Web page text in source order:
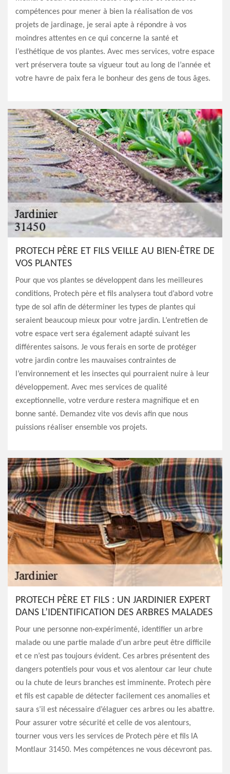
compétences pour mener à bien la réalisation de vos
projets de jardinage, je serai apte à répondre à vos
moindres attentes en ce qui concerne la santé et
l’esthétique de vos plantes. Avec mes services, votre espace
vert préservera toute sa vigueur tout au long de l’année et
votre havre de paix fera le bonheur des gens de tous âges.
PROTECH PÈRE ET FILS VEILLE AU BIEN-ÊTRE DE
VOS PLANTES
Pour que vos plantes se développent dans les meilleures
conditions, Protech père et fils analysera tout d’abord votre
type de sol afin de déterminer les types de plantes qui
seraient beaucoup mieux pour votre jardin. L’entretien de
votre espace vert sera également adapté suivant les
différentes saisons. Je vous ferais en sorte de protéger
votre jardin contre les mauvaises contraintes de
l’environnement et les insectes qui pourraient nuire à leur
développement. Avec mes services de qualité
exceptionnelle, votre verdure restera magnifique et en
bonne santé. Demandez vite vos devis afin que nous
puissions réaliser ensemble vos projets.
PROTECH PÈRE ET FILS : UN JARDINIER EXPERT
DANS L’IDENTIFICATION DES ARBRES MALADES
Pour une personne non-expérimenté, identifier un arbre
malade ou une partie malade d’un arbre peut être difficile
et ce n’est pas toujours évident. Ces arbres présentent des
dangers potentiels pour vous et vos alentour car leur chute
ou la chute de leurs branches est imminente. Protech père
et fils est capable de détecter facilement ces anomalies et
saura s’il est nécessaire d’élaguer ces arbres ou les abattre.
Pour assurer votre sécurité et celle de vos alentours,
tourner vous vers les services de Protech père et fils lA
Montlaur 31450. Mes compétences ne vous décevront pas.